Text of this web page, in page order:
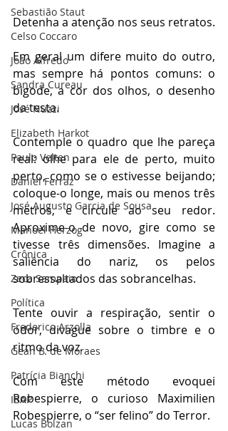
Sebastião Staut
Celso Coccaro
João Alfredo
Sandra Cureau
José Nuzzi
Elizabeth Harkot
Paulo Velten
Daniel Ferraz
José Augusto Garcia de Sousa
Manoel Herzog
Crônica
Zeca Sampaio
Política
Frederico Arzolla
Gean B. de Moraes
Patrícia Bianchi
IBAP
Lucas Bolzan
Detenha a atenção nos seus retratos.
Em geral um difere muito do outro,
mas sempre há pontos comuns: o
bigode, a cor dos olhos, o desenho
da testa.
Contemple o quadro que lhe pareça
real: olhe para ele de perto, muito
perto, como se o estivesse beijando;
coloque-o longe, mais ou menos três
metros, e circule ao seu redor.
Aproxime-o de novo, gire como se
tivesse três dimensões. Imagine a
saliência do nariz, os pelos
sobressaltados das sobrancelhas.
Tente ouvir a respiração, sentir o
odor, divague sobre o timbre e o
ritmo da voz.
Com este método evoquei
Robespierre, o curioso Maximilien
Robespierre, o “ser felino” do Terror.